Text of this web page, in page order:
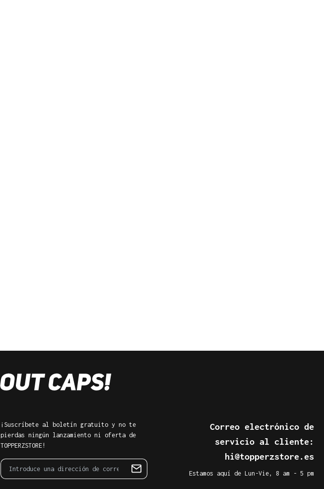
¡Suscríbete al boletín gratuito y no te
pierdas ningún lanzamiento ni oferta de
TOPPERZSTORE!
Correo electrónico de
servicio al cliente:
hi@topperzstore.es
Estamos aquí de Lun-Vie, 8 am - 5 pm